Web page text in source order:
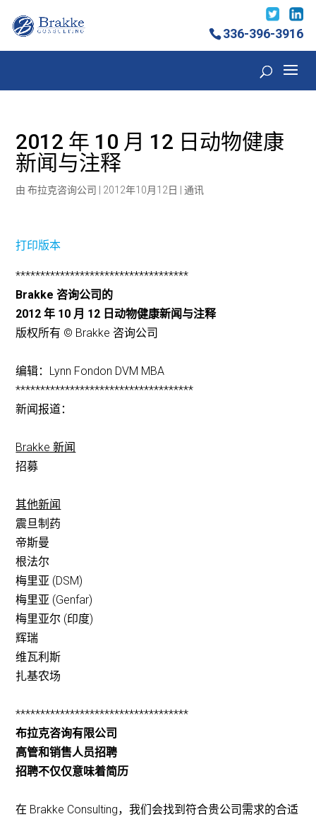
336-396-3916
2012 年 10 月 12 日动物健康
新闻与注释
由布拉克咨询公司 2012年10月12日 |通讯
打印版本
***********************************
Brakke 咨询公司的
2012 年 10 月 12 日动物健康新闻与注释
版权所有 © Brakke 咨询公司
编辑：Lynn Fondon DVM MBA
************************************
新闻报道：
Brakke 新闻
招募
其他新闻
震旦制药
帝斯曼
根法尔
梅里亚 (DSM)
梅里亚 (Genfar)
梅里亚尔 (印度)
辉瑞
维瓦利斯
扎基农场
***********************************
布拉克咨询有限公司
高管和销售人员招聘
招聘不仅仅意味着简历
在 Brakke Consulting，我们会找到符合贵公司需求的合适